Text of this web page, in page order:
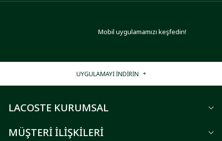
Mobil uygulamamızı keşfedin!
UYGULAMAYI İNDİRİN
LACOSTE KURUMSAL
MÜŞTERİ İLİŞKİLERİ